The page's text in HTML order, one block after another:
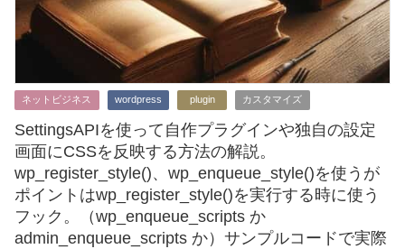
ネットビジネス wordpress plugin カスタマイズ
SettingsAPIを使って自作プラグインや独自の設定
画面にCSSを反映する方法の解説。
wp_register_style()、wp_enqueue_style()を使うが
ポイントはwp_register_style()を実行する時に使う
フック。（wp_enqueue_scripts か
admin_enqueue_scripts か）サンプルコードで実際